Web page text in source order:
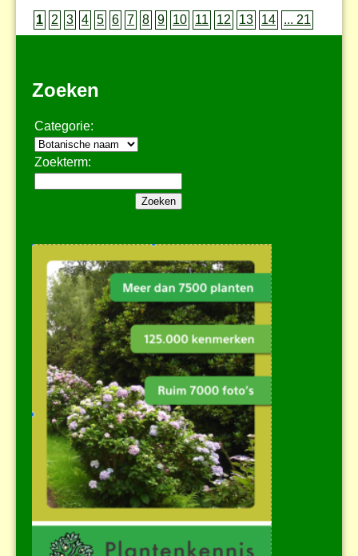
1 2 3 4 5 6 7 8 9 10 11 12 13 14 ... 21
Zoeken
Categorie:
Zoekterm: